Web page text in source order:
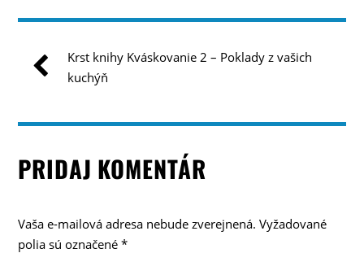
Krst knihy Kváskovanie 2 – Poklady z vašich
kuchýň
PRIDAJ KOMENTÁR
Vaša e-mailová adresa nebude zverejnená. Vyžadované
polia sú označené*